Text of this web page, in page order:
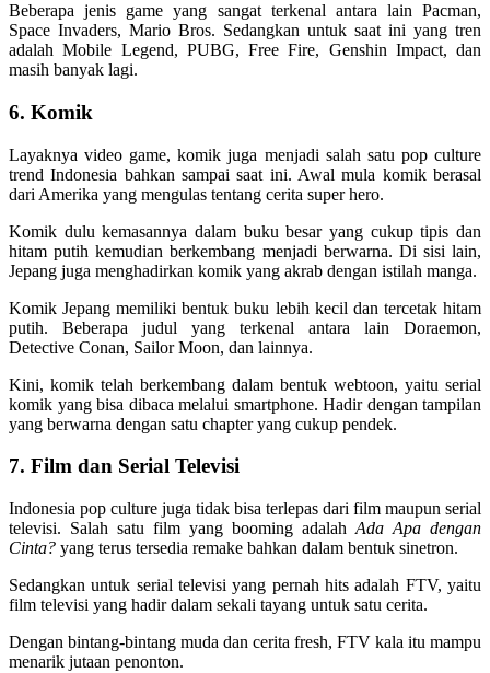
Beberapa jenis game yang sangat terkenal antara lain Pacman,
Space Invaders, Mario Bros. Sedangkan untuk saat ini yang tren
adalah Mobile Legend, PUBG, Free Fire, Genshin Impact, dan
masih banyak lagi.
6. Komik
Layaknya video game, komik juga menjadi salah satu pop culture
trend Indonesia bahkan sampai saat ini. Awal mula komik berasal
dari Amerika yang mengulas tentang cerita super hero.
Komik dulu kemasannya dalam buku besar yang cukup tipis dan
hitam putih kemudian berkembang menjadi berwarna. Di sisi lain,
Jepang juga menghadirkan komik yang akrab dengan istilah manga.
Komik Jepang memiliki bentuk buku lebih kecil dan tercetak hitam
putih. Beberapa judul yang terkenal antara lain Doraemon,
Detective Conan, Sailor Moon, dan lainnya.
Kini, komik telah berkembang dalam bentuk webtoon, yaitu serial
komik yang bisa dibaca melalui smartphone. Hadir dengan tampilan
yang berwarna dengan satu chapter yang cukup pendek.
7. Film dan Serial Televisi
Indonesia pop culture juga tidak bisa terlepas dari film maupun serial
televisi. Salah satu film yang booming adalah Ada Apa dengan
Cinta? yang terus tersedia remake bahkan dalam bentuk sinetron.
Sedangkan untuk serial televisi yang pernah hits adalah FTV, yaitu
film televisi yang hadir dalam sekali tayang untuk satu cerita.
Dengan bintang-bintang muda dan cerita fresh, FTV kala itu mampu
menarik jutaan penonton.